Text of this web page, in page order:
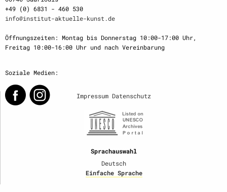
+49 (0) 6831 - 460 530
info@institut-aktuelle-kunst.de
Öffnungszeiten: Montag bis Donnerstag 10:00-17:00 Uhr,
Freitag 10:00-16:00 Uhr und nach Vereinbarung
Soziale Medien:
Impressum Datenschutz
Sprachauswahl
Deutsch
Einfache Sprache